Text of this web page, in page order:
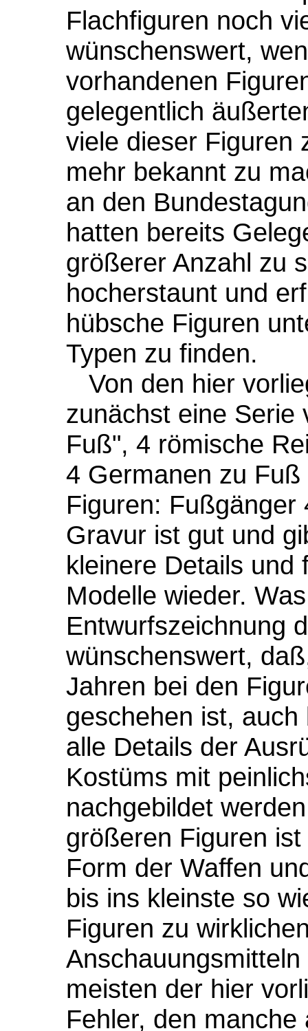
Flachfiguren noch
wünschenswert,
vorhandenen
gelegentlich
viele dieser Figuren
mehr bekannt zu
an den
hatten bereits
größerer Anzahl zu
hocherstaunt und
hübsche Figuren
Typen zu finden.
Von den hier
zunächst eine Serie
Fuß", 4 römische
4 Germanen zu
Figuren:
Gravur ist gut und
kleinere Details und
Modelle wieder.
Entwurfszeichnung
wünschenswert,
Jahren bei den
geschehen ist,
alle Details der
Kostüms mit
nachgebildet
größeren Figuren
Form der Waffen
bis ins kleinste so
Figuren zu
meisten der hier
Fehler, den